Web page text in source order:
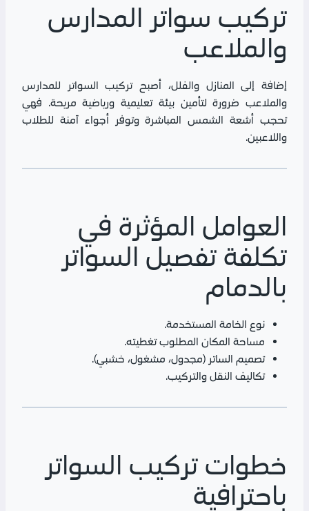
تركيب سواتر المدارس
والملاعب
إضافة إلى المنازل والفلل، أصبح تركيب السواتر للمدارس
والملاعب ضرورة لتأمين بيئة تعليمية ورياضية مريحة. فهي
تحجب أشعة الشمس المباشرة وتوفر أجواء آمنة للطلاب
واللاعبين.
العوامل المؤثرة في
تكلفة تفصيل السواتر
بالدمام
نوع الخامة المستخدمة.
مساحة المكان المطلوب تغطيته.
تصميم الساتر (مجدول، مشغول، خشبي).
تكاليف النقل والتركيب.
خطوات تركيب السواتر
باحترافية